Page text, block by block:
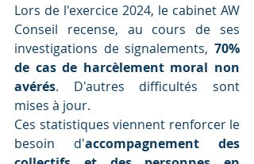
Lors de l'exercice 2024, le cabinet AW
Conseil recense, au cours de ses
investigations de signalements, 70%
de cas de harcèlement moral non
avérés. D'autres difficultés sont
mises à jour.
Ces statistiques viennent renforcer le
besoin d'accompagnement des